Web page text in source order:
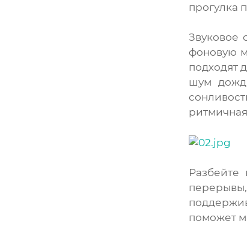
прогулка
Звуковое
фоновую
подходят
шум
поможет